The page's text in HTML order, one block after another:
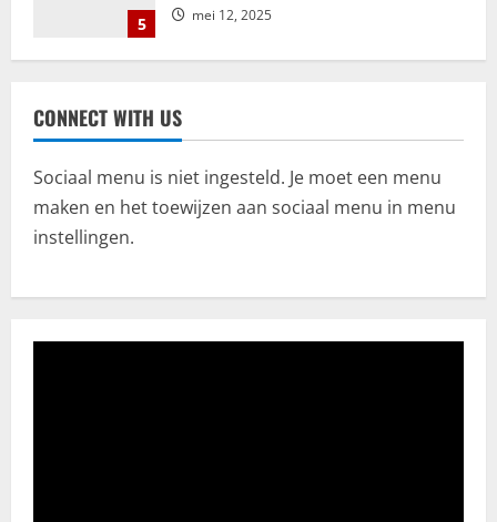
5 mei 12, 2025
ADHD en relaties: uitdagingen en
kansen voor groei en verbinding
Bemiddeling
juli 18, 2025
CONNECT WITH US
Sociaal menu is niet ingesteld. Je moet een menu
maken en het toewijzen aan sociaal menu in menu
instellingen.